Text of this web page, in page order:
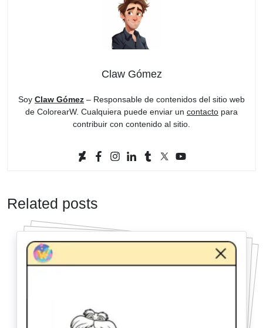
Claw Gómez
Soy Claw Gómez – Responsable de contenidos del sitio web
de ColorearW. Cualquiera puede enviar un contacto para
contribuir con contenido al sitio.
Related posts